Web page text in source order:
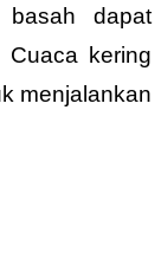
dapat
Cuaca kering
menjalankan